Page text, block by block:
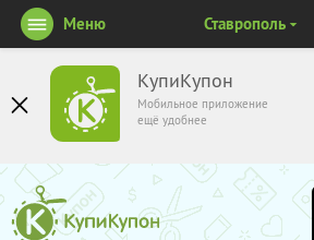
КупиКупон
Мобильное приложение
ещё удобнее
Меню Ставрополь